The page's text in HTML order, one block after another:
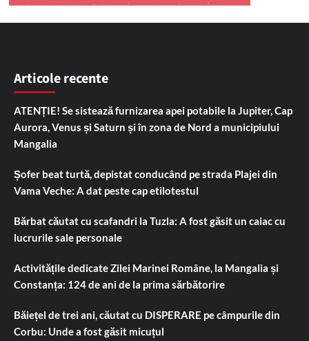
Articole recente
ATENȚIE! Se sistează furnizarea apei potabile la Jupiter, Cap
Aurora, Venus și Saturn și în zona de Nord a municipiului
Mangalia
Șofer beat turtă, depistat conducând pe strada Plajei din
Vama Veche: A dat peste cap etilotestul
Bărbat căutat cu scafandri la Tuzla: A fost găsit un caiac cu
lucrurile sale personale
Activitățile dedicate Zilei Marinei Române, la Mangalia și
Constanța: 124 de ani de la prima sărbătorire
Băiețel de trei ani, căutat cu DISPERARE pe câmpurile din
Corbu: Unde a fost găsit micuțul